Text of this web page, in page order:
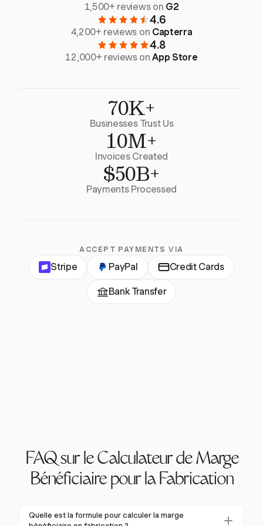
1,500+ reviews on G2
4.6
4,200+ reviews on Capterra
4.8
12,000+ reviews onApp Store
70K+
Businesses Trust Us
10M+
Invoices Created
$50B+
Payments Processed
ACCEPT PAYMENTS VIA
Stripe PayPal Credit Cards
Bank Transfer
FAQ sur le Calculateur de Marge
Bénéficiaire pour la Fabrication
Quelle est la formule pour calculer la marge